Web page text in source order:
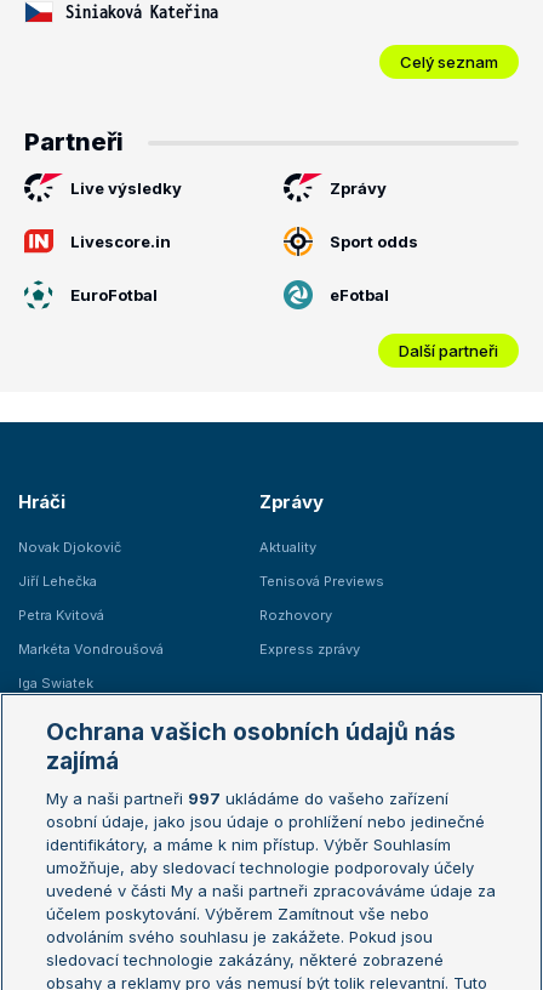
Siniaková Kateřina
Celý seznam
Partneři
Live výsledky Zprávy
Livescore.in Sport odds
EuroFotbal eFotbal
Další partneři
Hráči
Novak Djokovič
Jiří Lehečka
Petra Kvitová
Markéta Vondroušová
Iga Swiatek
Zprávy
Aktuality
Tenisová Previews
Rozhovory
Express zprávy
Žebříčky
Žebříček ATP (muži)
Žebříček WTA (ženy)
Sázkařský žebříček
Australian Open
French Open
Wimbledon
US Open
Turnaj mistrů
Turnaj mistryň
Ochrana vašich osobních údajů nás
zajímá
My a naši partneři 997 ukládáme do vašeho zařízení
osobní údaje, jako jsou údaje o prohlížení nebo jedinečné
identifikátory, a máme k nim přístup. Výběr Souhlasím
umožňuje, aby sledovací technologie podporovaly účely
uvedené v části My a naši partneři zpracováváme údaje za
účelem poskytování. Výběrem Zamítnout vše nebo
odvoláním svého souhlasu je zakážete. Pokud jsou
sledovací technologie zakázány, některé zobrazené
obsahy a reklamy pro vás nemusí být tolik relevantní. Tuto